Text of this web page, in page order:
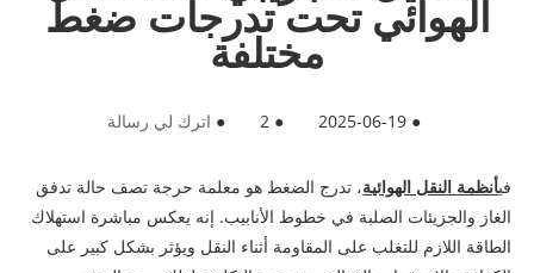
الهوائي تحت تدرجات ضغط
مختلفة
●
2025-06-19
●
2
● اترك لي رسالة
فيأنظمة النقل الهوائية، تدرج الضغط هو معلمة حرجة تصف حالة تدفق
الغاز والجزيئات الصلبة في خطوط الأنابيب. إنه يعكس مباشرة استهلاك
الطاقة اللازم للتغلب على المقاومة أثناء النقل ويؤثر بشكل كبير على